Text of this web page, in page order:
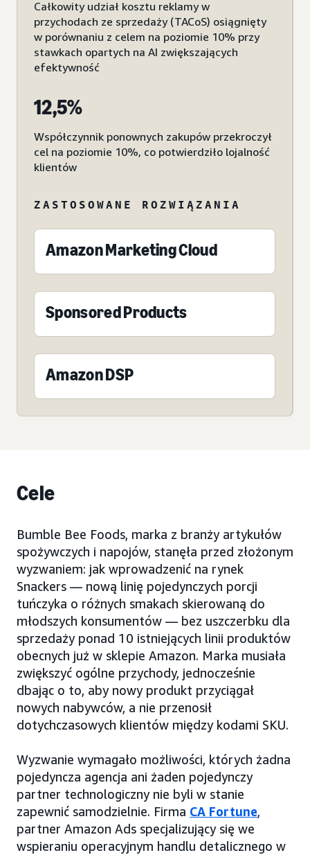
Całkowity udział kosztu reklamy w
przychodach ze sprzedaży (TACoS) osiągnięty
w porównaniu z celem na poziomie 10% przy
stawkach opartych na AI zwiększających
efektywność
12,5%
Współczynnik ponownych zakupów przekroczył
cel na poziomie 10%, co potwierdziło lojalność
klientów
ZASTOSOWANE ROZWIĄZANIA
Amazon Marketing Cloud
Sponsored Products
Amazon DSP
Cele
Bumble Bee Foods, marka z branży artykułów
spożywczych i napojów, stanęła przed złożonym
wyzwaniem: jak wprowadzenić na rynek
Snackers — nową linię pojedynczych porcji
tuńczyka o różnych smakach skierowaną do
młodszych konsumentów — bez uszczerbku dla
sprzedaży ponad 10 istniejących linii produktów
obecnych już w sklepie Amazon. Marka musiała
zwiększyć ogólne przychody, jednocześnie
dbając o to, aby nowy produkt przyciągał
nowych nabywców, a nie przenosił
dotychczasowych klientów między kodami SKU.
Wyzwanie wymagało możliwości, których żadna
pojedyncza agencja ani żaden pojedynczy
partner technologiczny nie byli w stanie
zapewnić samodzielnie. Firma CA Fortune,
partner Amazon Ads specjalizujący się we
wspieraniu operacyjnym handlu detalicznego w